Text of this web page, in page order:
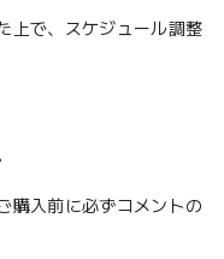
上で、スケジュール調整
購入前に必ずコメントの